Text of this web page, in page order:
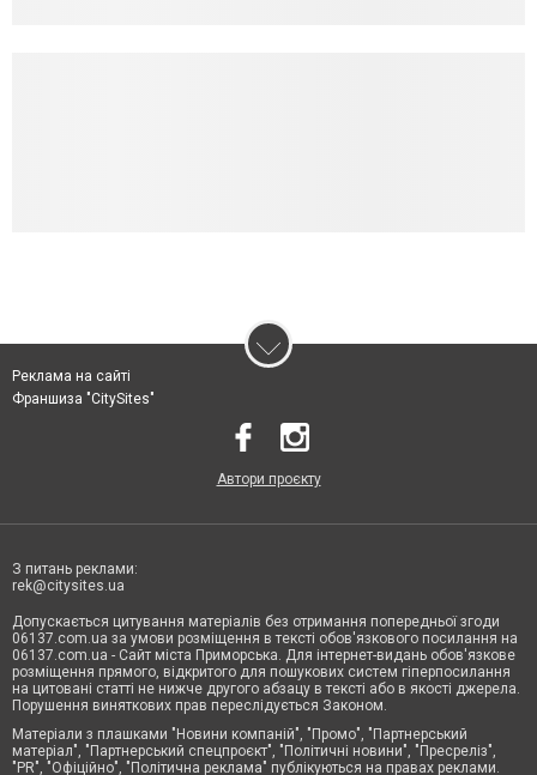
Реклама на сайті
Франшиза "CitySites"
Автори проєкту
З питань реклами:
rek@citysites.ua
Допускається цитування матеріалів без отримання попередньої згоди
06137.com.ua за умови розміщення в тексті обов'язкового посилання на
06137.com.ua - Сайт міста Приморська. Для інтернет-видань обов'язкове
розміщення прямого, відкритого для пошукових систем гіперпосилання
на цитовані статті не нижче другого абзацу в тексті або в якості джерела.
Порушення виняткових прав переслідується Законом.
Матеріали з плашками "Новини компаній", "Промо", "Партнерський
матеріал", "Партнерський спецпроєкт", "Політичні новини", "Пресреліз",
"PR", "Офіційно", "Політична реклама" публікуються на правах реклами.